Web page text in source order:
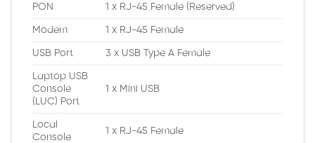
PON 1 x RJ-45 Female (Reserved)
Modem 1 x RJ-45 Female
USB Port 3 x USB Type A Female
Laptop USB
Console
(LUC) Port
1 x Mini USB
Local
Console
1 x RJ-45 Female